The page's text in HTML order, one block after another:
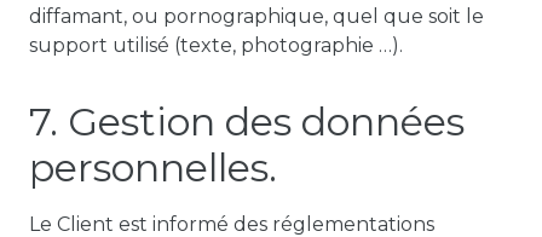
diffamant, ou pornographique, quel que soit le
support utilisé (texte, photographie …).
7. Gestion des données
personnelles.
Le Client est informé des réglementations